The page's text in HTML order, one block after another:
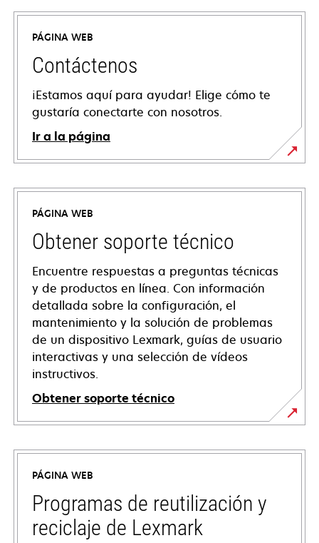
PÁGINA WEB
Contáctenos
¡Estamos aquí para ayudar! Elige cómo te
gustaría conectarte con nosotros.
Ir a la página
PÁGINA WEB
Obtener soporte técnico
Encuentre respuestas a preguntas técnicas
y de productos en línea. Con información
detallada sobre la configuración, el
mantenimiento y la solución de problemas
de un dispositivo Lexmark, guías de usuario
interactivas y una selección de vídeos
instructivos.
Obtener soporte técnico
opens
in
new
tab
PÁGINA WEB
Programas de reutilización y
reciclaje de Lexmark